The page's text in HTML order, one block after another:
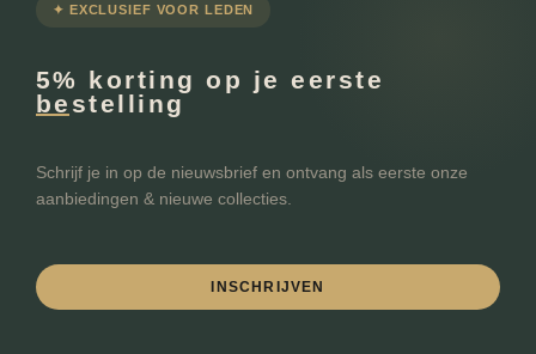
✦ EXCLUSIEF VOOR LEDEN
5% korting op je eerste
bestelling
Schrijf je in op de nieuwsbrief en ontvang als eerste onze
aanbiedingen & nieuwe collecties.
INSCHRIJVEN